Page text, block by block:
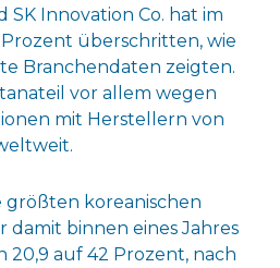
SK Innovation Co. hat im
überschritten, wie
Branchendaten zeigten.
vor allem wegen
mit Herstellern von
koreanischen
binnen eines Jahres
20,9 auf 42 Prozent, nach